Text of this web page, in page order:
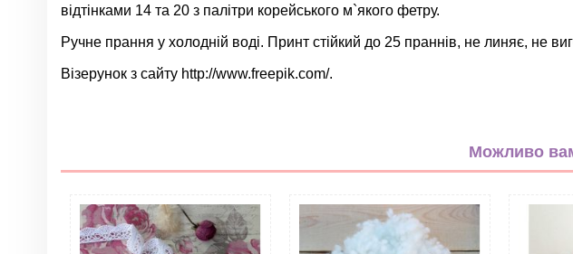
відтінками 14 та 20 з палітри корейського м`якого фетру.
Ручне прання у холодній воді. Принт стійкий до 25 праннів, не линяє, не
Візерунок з сайту http://www.freepik.com/.
Матеріал
Можливо